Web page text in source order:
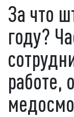
За что
году?
работе,